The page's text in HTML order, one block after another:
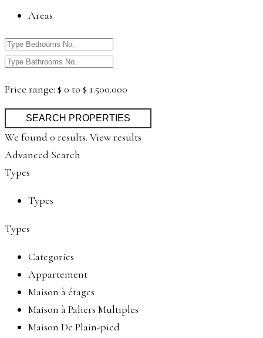
Areas
Price range: $ 0 to $ 1.500.000
We found0 results. View results
Advanced Search
Types
Types
Types
Categories
Appartement
Maison à étages
Maison à Paliers Multiples
Maison De Plain-pied